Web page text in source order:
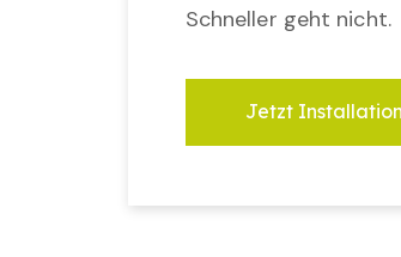
Schneller geht nicht.
Jetzt